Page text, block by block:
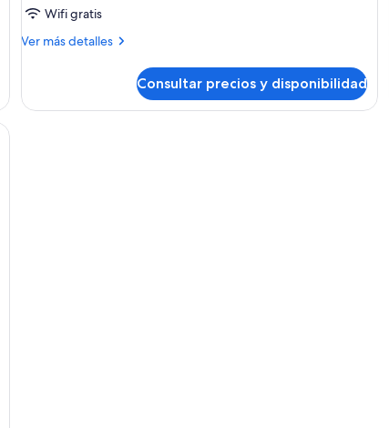
Wifi gratis
Ver más detalles
Más
Consultar precios y disponibilidad